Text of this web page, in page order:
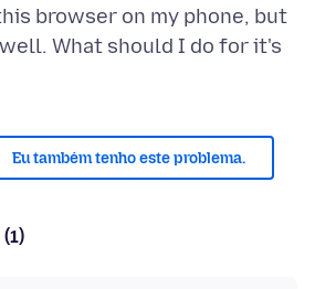
browser on my phone, but
What should I do for it's
Eu também tenho este problema.